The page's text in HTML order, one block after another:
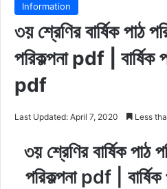
Information
৩য় শ্রেণির বার্ষিক পাঠ
পরিকল্পনা pdf | বার্ষিক
pdf
Last Updated: April 7, 2020 Less
৩য় শ্রেণির বার্ষিক পাঠ
পরিকল্পনা pdf |